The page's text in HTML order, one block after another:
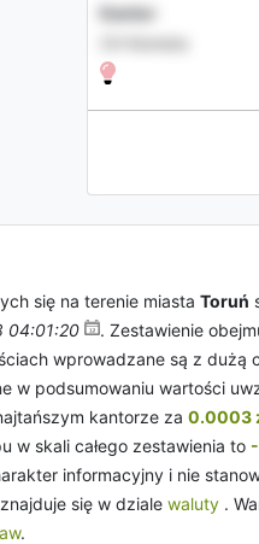
Kantor
się na terenie miasta Toruń
04:01:20 . Zestawienie
wprowadzane są z
w podsumowaniu wartości
kantorze za 0.0003
w skali całego zestawienia to
informacyjny i nie
się w dziale waluty .
.